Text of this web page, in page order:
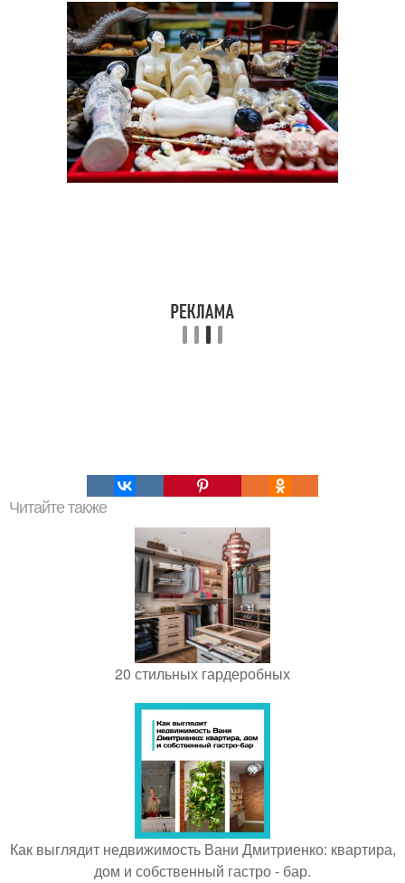
Читайте также
20 стильных гардеробных
Как выглядит недвижимость Вани Дмитриенко: квартира,
дом и собственный гастро - бар.